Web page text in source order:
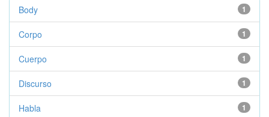
1
Body
1
Corpo
1
Cuerpo
1
Discurso
1
Habla